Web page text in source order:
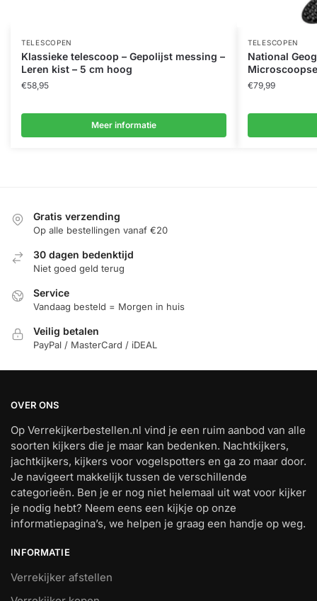
TELESCOPEN
Klassieke telescoop – Gepolijst messing –
Leren kist – 5 cm hoog
€58,95
Meer informatie
TELESCOPEN
National
€79,99
Gratis verzending
Op alle bestellingen vanaf €20
30 dagen bedenktijd
Niet goed geld terug
Service
Vandaag besteld = Morgen in huis
Veilig betalen
PayPal / MasterCard / iDEAL
OVER ONS
Op Verrekijkerbestellen.nl vind je een ruim aanbod van alle
soorten kijkers die je maar kan bedenken. Nachtkijkers,
jachtkijkers, kijkers voor vogelspotters en ga zo maar door.
Je navigeert makkelijk tussen de verschillende
categorieën. Ben je er nog niet helemaal uit wat voor kijker
je nodig hebt? Neem eens een kijkje op onze
informatiepagina’s, we helpen je graag een handje op weg.
INFORMATIE
Verrekijker afstellen